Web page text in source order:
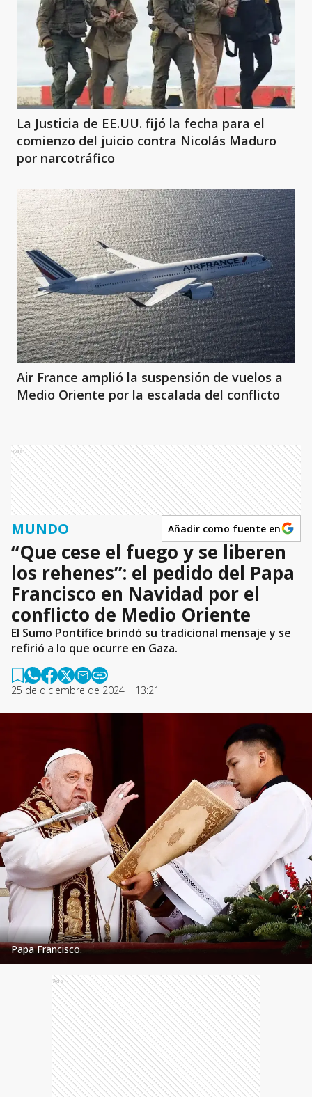
La Justicia de EE.UU. fijó la fecha para el
comienzo del juicio contra Nicolás Maduro
por narcotráfico
Air France amplió la suspensión de vuelos a
Medio Oriente por la escalada del conflicto
Ads
MUNDO Añadir como fuente en
“Que cese el fuego y se liberen
los rehenes”: el pedido del Papa
Francisco en Navidad por el
conflicto de Medio Oriente
El Sumo Pontífice brindó su tradicional mensaje y se
refirió a lo que ocurre en Gaza.
25 de diciembre de 2024 | 13:21
Papa Francisco.
Ads